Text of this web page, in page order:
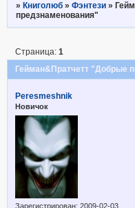
» Книголюб »Фэнтези »
предзнаменования"
Гейман&Пратчетт "Добрые
Страница:1
Peresmeshnik
Новичок
Зарегистрирован: 2009-02-03